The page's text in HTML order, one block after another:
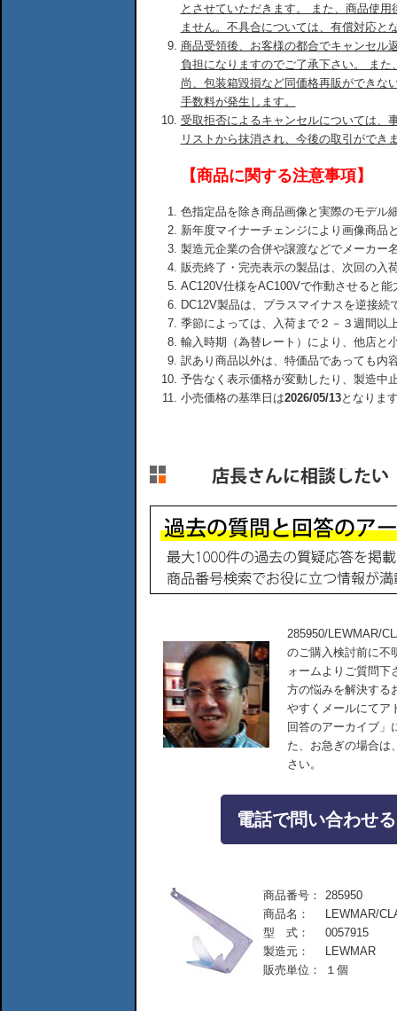
とさせていただきます。 また、商品使
ません。不具合については、有償対応と
商品受領後、お客様の都合でキャンセル
負担になりますのでご了承下さい。 ま
尚、包装箱毀損など同価格再販ができな
手数料が発生します。
受取拒否によるキャンセルについては、
リストから抹消され、今後の取引ができ
【商品に関する注意事項】
色指定品を除き商品画像と実際のモデル
新年度マイナーチェンジにより画像商品
製造元企業の合併や譲渡などでメーカー
販売終了・完売表示の製品は、次回の入
AC120V仕様をAC100Vで作動させると
DC12V製品は、プラスマイナスを逆接
季節によっては、入荷まで２－３週間以
輸入時期（為替レート）により、他店と
訳あり商品以外は、特価品であっても内
予告なく表示価格が変動したり、製造中
小売価格の基準日は2026/05/13となりま
285950/LEWMAR/
のご購入検討前に不
ォームよりご質問下
方の悩みを解決する
やすくメールにてア
回答のアーカイブ」
た、お急ぎの場合は
さい。
電話で問い合わせ
商品番号：
285950
商品名：
LEWMAR/
型 式：
0057915
製造元：
LEWMAR
販売単位：
１個